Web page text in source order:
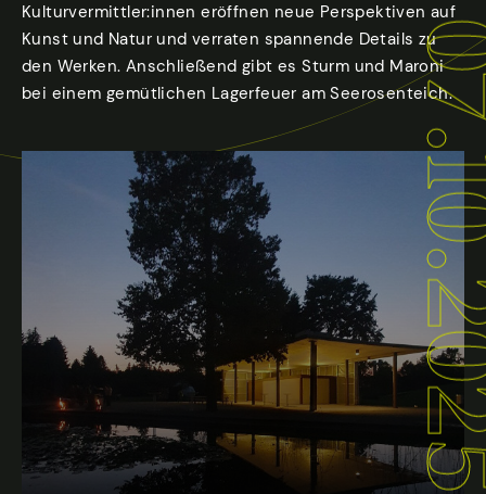
Kulturvermittler:innen eröffnen neue Perspektiven auf
Kunst und Natur und verraten spannende Details zu
den Werken. Anschließend gibt es Sturm und Maroni
bei einem gemütlichen Lagerfeuer am Seerosenteich.